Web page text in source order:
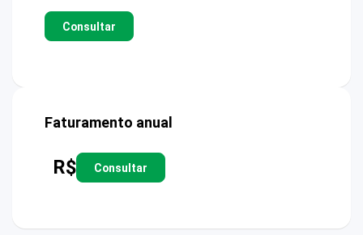
Consultar
Faturamento anual
R$ Consultar